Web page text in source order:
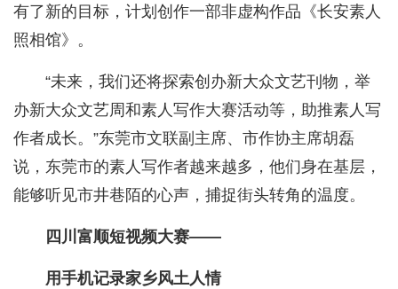
有了新的目标，计划创作一部非虚构作品《长安素人
照相馆》。
“未来，我们还将探索创办新大众文艺刊物，举
办新大众文艺周和素人写作大赛活动等，助推素人写
作者成长。”东莞市文联副主席、市作协主席胡磊
说，东莞市的素人写作者越来越多，他们身在基层，
能够听见市井巷陌的心声，捕捉街头转角的温度。
四川富顺短视频大赛——
用手机记录家乡风土人情